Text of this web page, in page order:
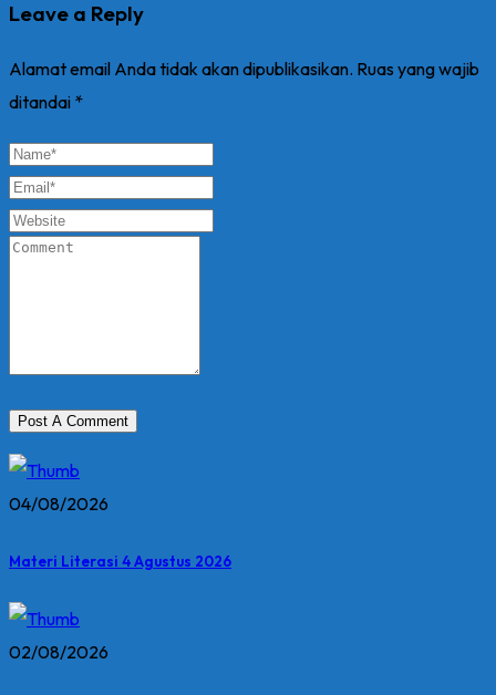
Leave a Reply
Alamat email Anda tidak akan dipublikasikan. Ruas yang wajib
ditandai *
04/08/2026
Materi Literasi 4 Agustus 2026
02/08/2026